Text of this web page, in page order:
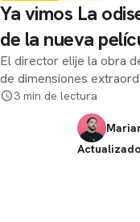
Ya vimos La
de la nueva
El director elije la obra
de dimensiones
3 min de lectura